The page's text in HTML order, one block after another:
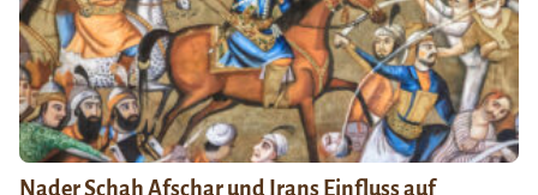
Nader Schah Afschar und Irans Einfluss auf